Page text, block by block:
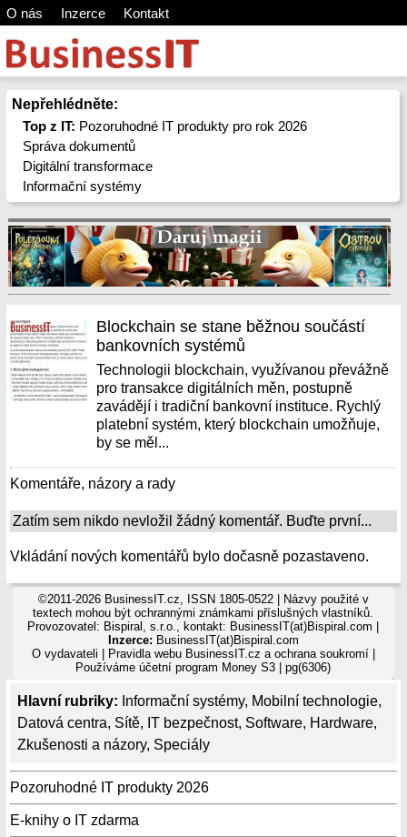
O nás Inzerce Kontakt
Nepřehlédněte:
Top z IT: Pozoruhodné IT produkty pro rok 2026
Správa dokumentů
Digitální transformace
Informační systémy
Hlavní rubriky: Informační systémy, Mobilní technologie,
Datová centra, Sítě, IT bezpečnost, Software, Hardware,
Zkušenosti a názory, Speciály
Pozoruhodné IT produkty 2026
E-knihy o IT zdarma
Blockchain se stane běžnou součástí
bankovních systémů
Technologii blockchain, využívanou převážně
pro transakce digitálních měn, postupně
zavádějí i tradiční bankovní instituce. Rychlý
platební systém, který blockchain umožňuje,
by se měl...
Komentáře, názory a rady
Zatím sem nikdo nevložil žádný komentář. Buďte první...
Vkládání nových komentářů bylo dočasně pozastaveno.
©2011-2026 BusinessIT.cz, ISSN 1805-0522 | Názvy použité v
textech mohou být ochrannými známkami příslušných vlastníků.
Provozovatel: Bispiral, s.r.o., kontakt: BusinessIT(at)Bispiral.com |
Inzerce: BusinessIT(at)Bispiral.com
O vydavateli
Pravidla webu BusinessIT.cz a ochrana soukromí|
Používámeúčetní program Money S3 | pg(6306)